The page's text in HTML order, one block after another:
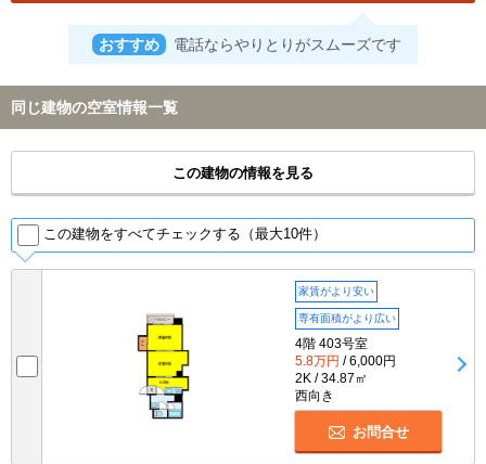
おすすめ 電話ならやりとりがスムーズです
同じ建物の空室情報一覧
この建物の情報を見る
この建物をすべてチェックする（最大10件）
家賃がより安い
専有面積がより広い
4階 403号室
5.8万円 / 6,000円
2K / 34.87㎡
西向き
お問合せ